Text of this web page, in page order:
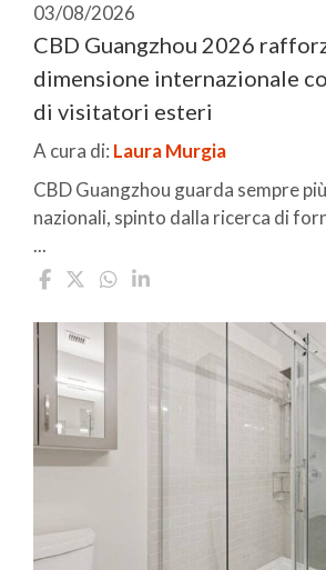
03/08/2026
CBD Guangzhou 2026
dimensione internazionale
di visitatori esteri
A cura di: Laura Murgia
CBD Guangzhou guarda sempre
nazionali, spinto dalla ricerca di
...